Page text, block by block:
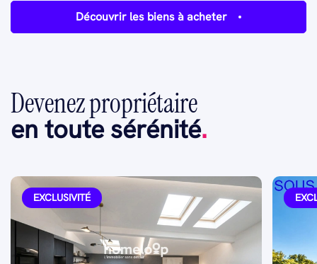
Découvrir les biens à acheter
Devenez propriétaire
en toute sérénité.
EXCLUSIVITÉ